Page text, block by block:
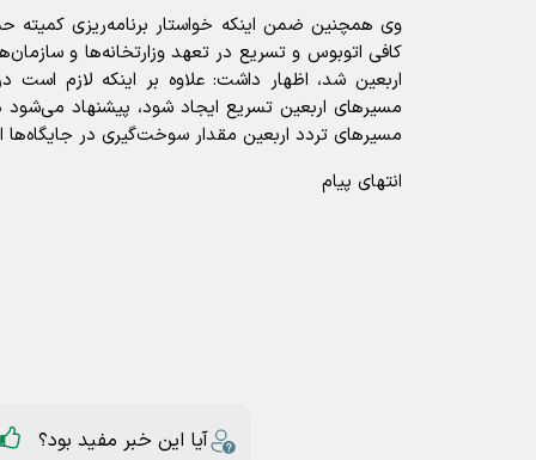
وی همچنین ضمن اینکه خواستار برنامه‌ریزی کمیته
کافی اتوبوس و تسریع در تعهد وزارتخانه‌ها و
اربعین شد، اظهار داشت: علاوه بر اینکه لازم است در
مسیرهای اربعین تسریع ایجاد شود، پیشنهاد
مسیرهای تردد اربعین مقدار سوخت‌گیری در جایگاه‌ها
انتهای پیام